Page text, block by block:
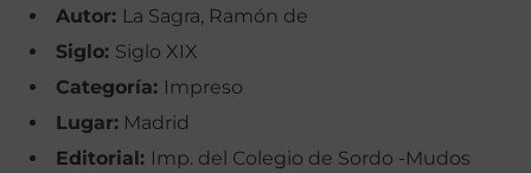
Autor: La Sagra, Ramón de
Siglo: Siglo XIX
Categoría: Impreso
Lugar: Madrid
Editorial: Imp. del Colegio de Sordo -Mudos